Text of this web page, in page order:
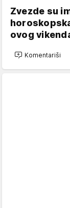
Zvezde su
ovog
Komentariši